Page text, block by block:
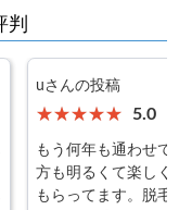
判
uさんの投稿
5.0
もう何年も通わせ
方も明るくて楽しく
もらってます。脱